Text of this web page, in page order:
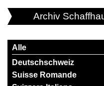
Archiv
Alle
Deutschschweiz
Suisse Romande